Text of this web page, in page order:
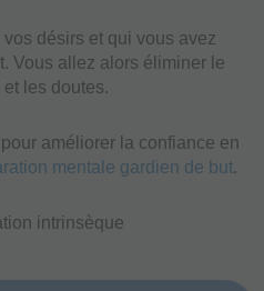
désirs et qui vous avez
Vous allez alors éliminer le
les doutes.
améliorer la confiance en
mentale gardien de but.
intrinsèque